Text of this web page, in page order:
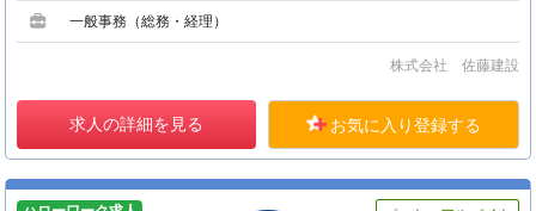
一般事務（総務・経理）
株式会社 佐藤建設
求人の詳細を見る お気に入り登録する